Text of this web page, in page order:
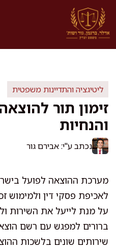
לדלג
לתוכן
ליטיגציה והתדיינות משפטית
זימון תור
והנחיות
נכתב ע"י: אבירם גור
מערכת ההוצאה לפועל
לאכיפת פסקי דין ולמימוש
על מנת לייעל את השירות
ברורים למפגש עם רשם
שירותים שונים בלשכות